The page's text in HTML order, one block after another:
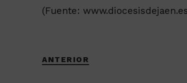
(Fuente:
ANTERIOR